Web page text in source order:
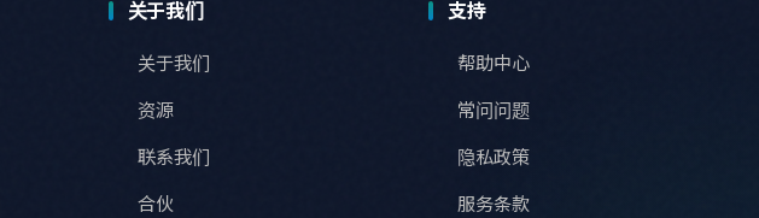
关于我们
关于我们
资源
联系我们
合伙
支持
帮助中心
常问问题
隐私政策
服务条款